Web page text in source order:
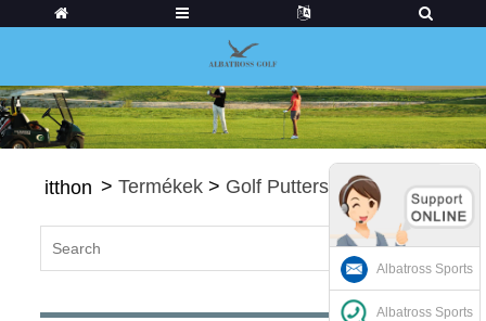
itthon > Termékek > Golf Putters
Albatross Sports
Albatross Sports